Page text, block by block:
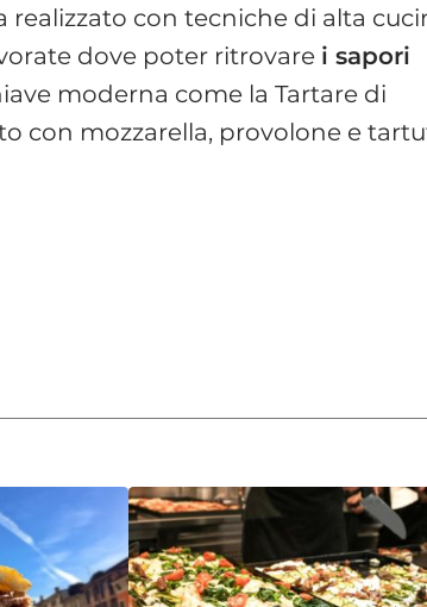
realizzato con tecniche di alta
dove poter ritrovare i sapori
moderna come la Tartare di
con mozzarella, provolone e